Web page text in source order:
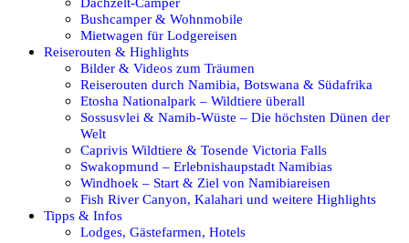
Bushcamper & Wohnmobile
Mietwagen für Lodgereisen
Reiserouten & Highlights
Bilder & Videos zum Träumen
Reiserouten durch Namibia, Botswana & Südafrika
Etosha Nationalpark – Wildtiere überall
Sossusvlei & Namib-Wüste – Die höchsten Dünen der
Welt
Caprivis Wildtiere & Tosende Victoria Falls
Swakopmund – Erlebnishaupstadt Namibias
Windhoek – Start & Ziel von Namibiareisen
Fish River Canyon, Kalahari und weitere Highlights
Tipps & Infos
Lodges, Gästefarmen, Hotels